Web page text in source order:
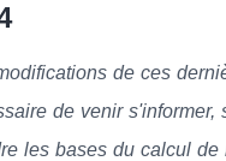
de ces
de venir s'informer,
les bases du calcul de